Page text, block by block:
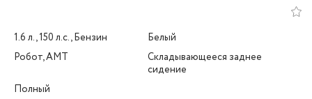
1.6 л., 150 л.с., Бензин
Робот, AMT
Полный
Белый
Складывающееся заднее
сидение